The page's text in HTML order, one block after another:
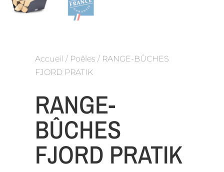
Accueil / Poêles / RANGE-BÛCHES
FJORD PRATIK
RANGE-
BÛCHES
FJORD PRATIK